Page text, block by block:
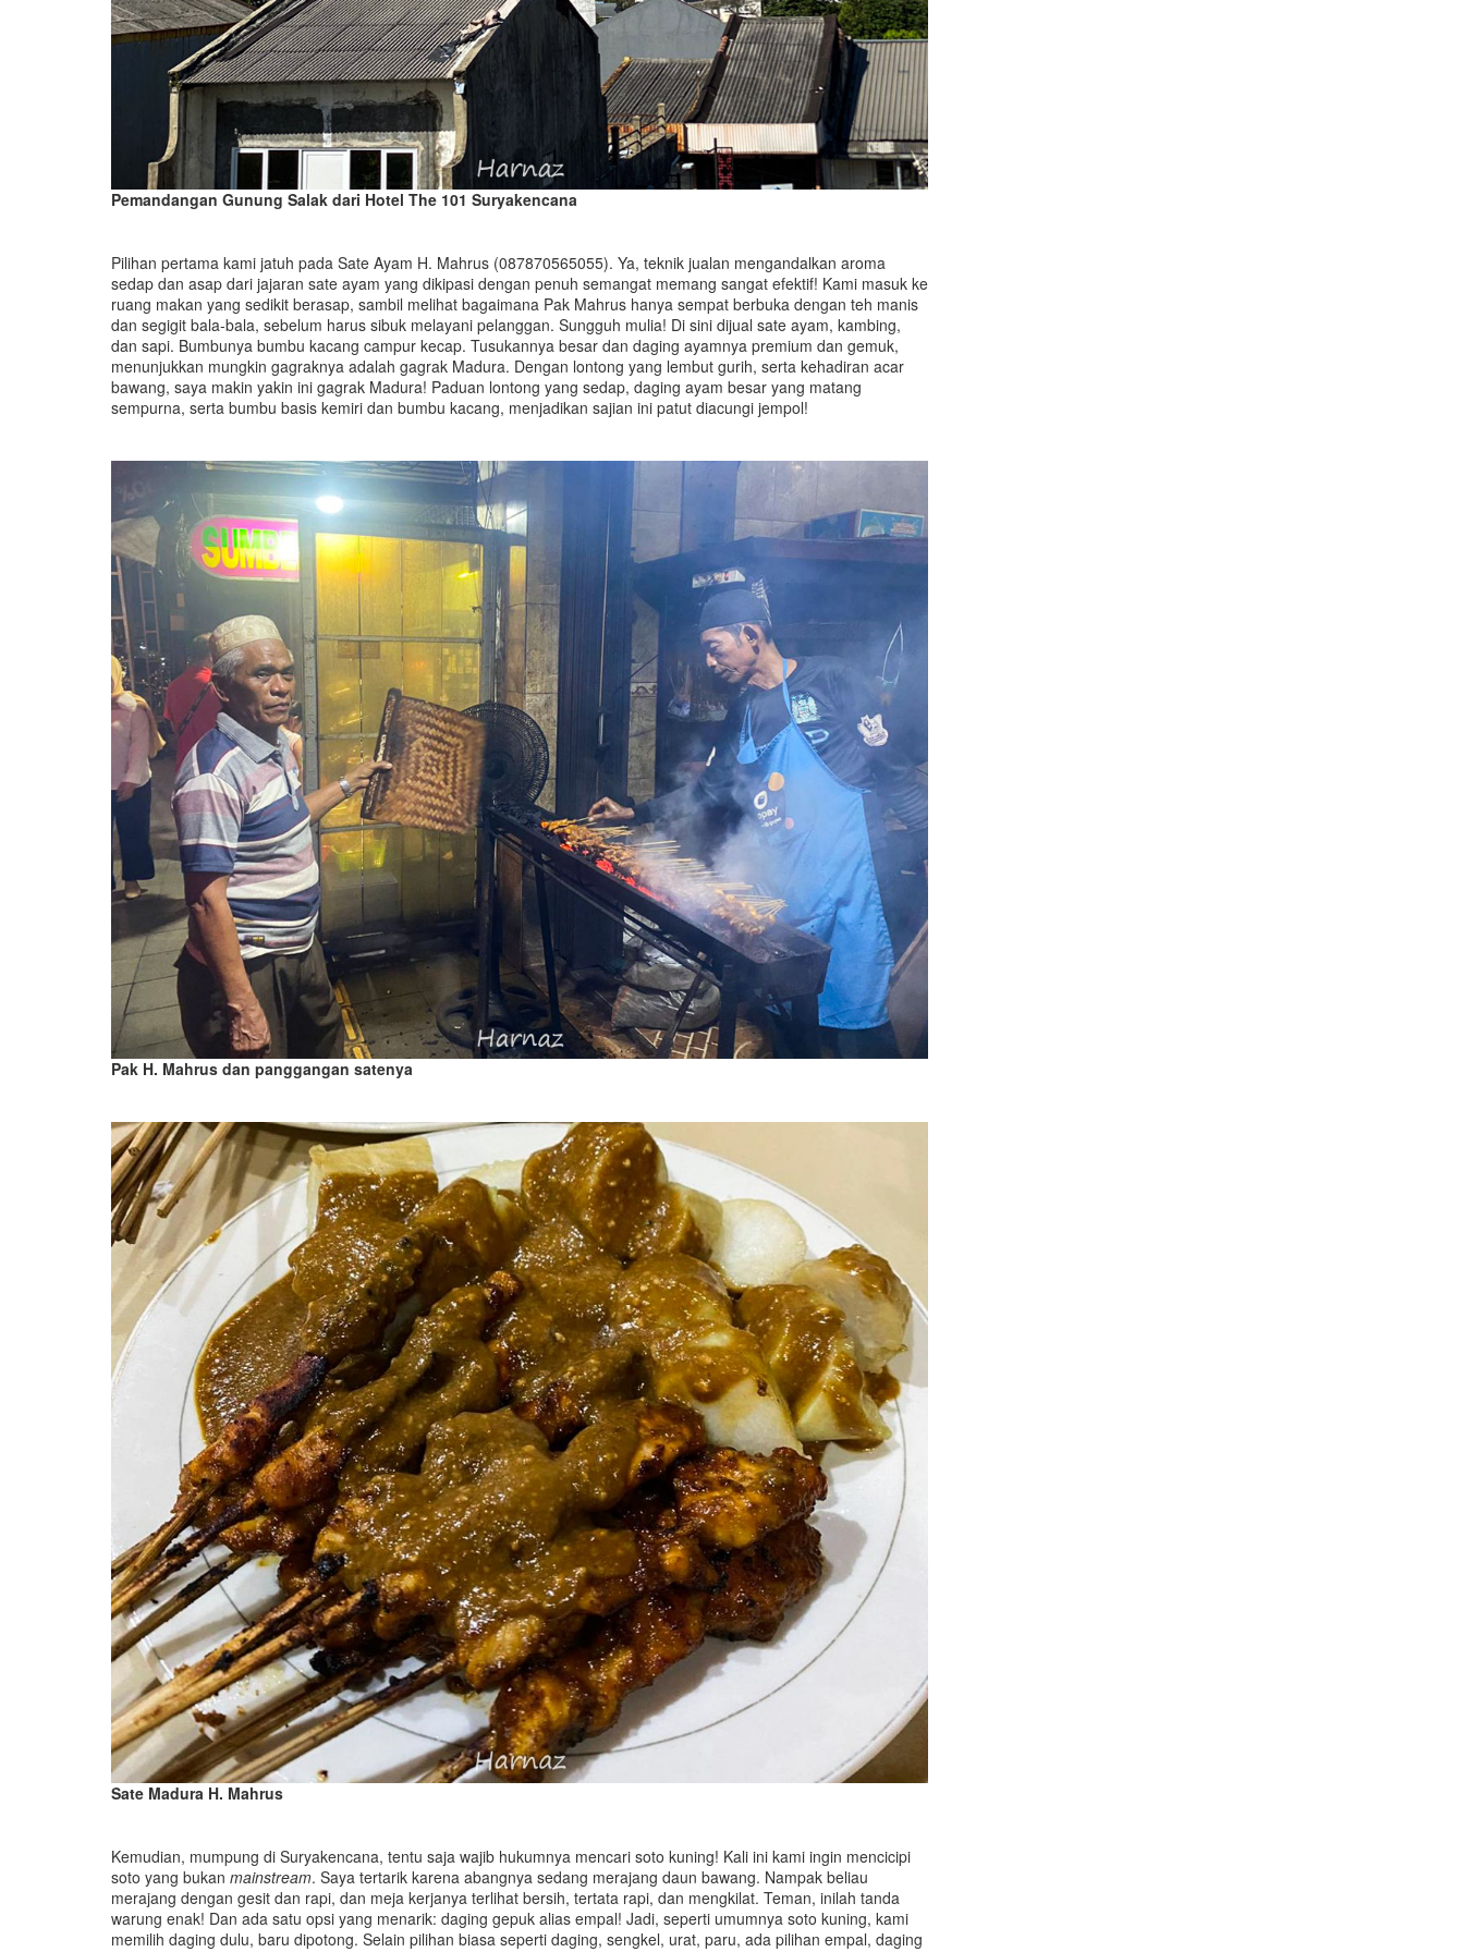
Pemandangan Gunung Salak dari Hotel The 101 Suryakencana
Pilihan pertama kami jatuh pada Sate Ayam H. Mahrus (087870565055). Ya, teknik jualan mengandalkan aroma
sedap dan asap dari jajaran sate ayam yang dikipasi dengan penuh semangat memang sangat efektif! Kami masuk ke
ruang makan yang sedikit berasap, sambil melihat bagaimana Pak Mahrus hanya sempat berbuka dengan teh manis
dan segigit bala-bala, sebelum harus sibuk melayani pelanggan. Sungguh mulia! Di sini dijual sate ayam, kambing,
dan sapi. Bumbunya bumbu kacang campur kecap. Tusukannya besar dan daging ayamnya premium dan gemuk,
menunjukkan mungkin gagraknya adalah gagrak Madura. Dengan lontong yang lembut gurih, serta kehadiran acar
bawang, saya makin yakin ini gagrak Madura! Paduan lontong yang sedap, daging ayam besar yang matang
sempurna, serta bumbu basis kemiri dan bumbu kacang, menjadikan sajian ini patut diacungi jempol!
Pak H. Mahrus dan panggangan satenya
Sate Madura H. Mahrus
Kemudian, mumpung di Suryakencana, tentu saja wajib hukumnya mencari soto kuning! Kali ini kami ingin mencicipi
soto yang bukan mainstream. Saya tertarik karena abangnya sedang merajang daun bawang. Nampak beliau
merajang dengan gesit dan rapi, dan meja kerjanya terlihat bersih, tertata rapi, dan mengkilat. Teman, inilah tanda
warung enak! Dan ada satu opsi yang menarik: daging gepuk alias empal! Jadi, seperti umumnya soto kuning, kami
memilih daging dulu, baru dipotong. Selain pilihan biasa seperti daging, sengkel, urat, paru, ada pilihan empal, daging